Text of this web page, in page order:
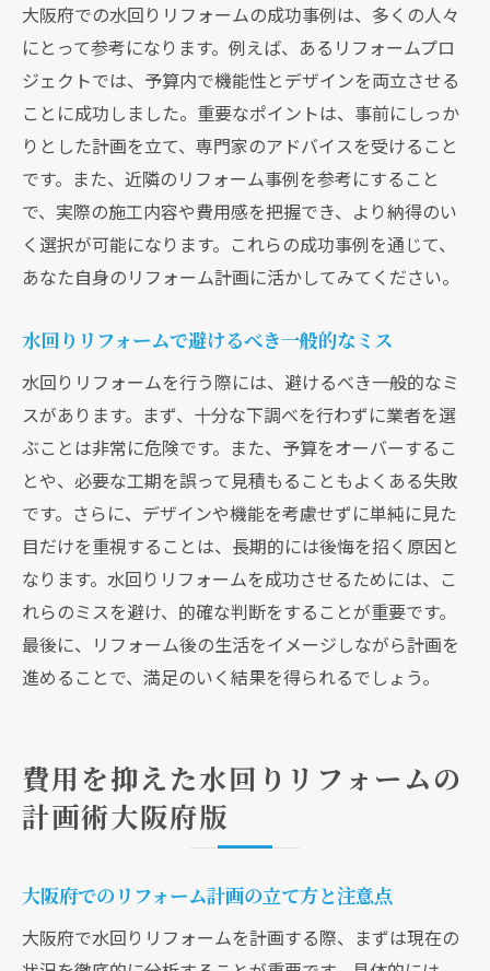
大阪府ガイド
理想のリフォームを実現するためのヒント
大阪府特有のリフォーム成功事例
リフォーム後の満足度を高める工夫
理想のデザインと機能性を両立させる方法
リフォーム後のアフターサービスを利用し
た安心の維持
大阪府の水回りリフォームに関する最新ト
大阪府での水回りリフォーム経験を活かした費
用削減のコツ
過去の成功事例から学ぶ費用削減方法
大阪府でのリフォーム経験者が語る節約術
実践的な費用削減アイデアの紹介
リフォーム経験を活かした予算管理のテク
ニック
大阪府における成功体験を活かしたリフォ
ーム
経験を活かした水回りリフォームの効率化
大阪府での水回りリフォームの成功事例は、多くの人々
にとって参考になります。例えば、あるリフォームプロ
ジェクトでは、予算内で機能性とデザインを両立させる
ことに成功しました。重要なポイントは、事前にしっか
りとした計画を立て、専門家のアドバイスを受けること
です。また、近隣のリフォーム事例を参考にすること
で、実際の施工内容や費用感を把握でき、より納得のい
く選択が可能になります。これらの成功事例を通じて、
あなた自身のリフォーム計画に活かしてみてください。
水回りリフォームで避けるべき一般的なミス
水回りリフォームを行う際には、避けるべき一般的なミ
スがあります。まず、十分な下調べを行わずに業者を選
ぶことは非常に危険です。また、予算をオーバーするこ
とや、必要な工期を誤って見積もることもよくある失敗
です。さらに、デザインや機能を考慮せずに単純に見た
目だけを重視することは、長期的には後悔を招く原因と
なります。水回りリフォームを成功させるためには、こ
れらのミスを避け、的確な判断をすることが重要です。
最後に、リフォーム後の生活をイメージしながら計画を
進めることで、満足のいく結果を得られるでしょう。
費用を抑えた水回りリフォームの
計画術大阪府版
大阪府でのリフォーム計画の立て方と注意点
大阪府で水回りリフォームを計画する際、まずは現在の